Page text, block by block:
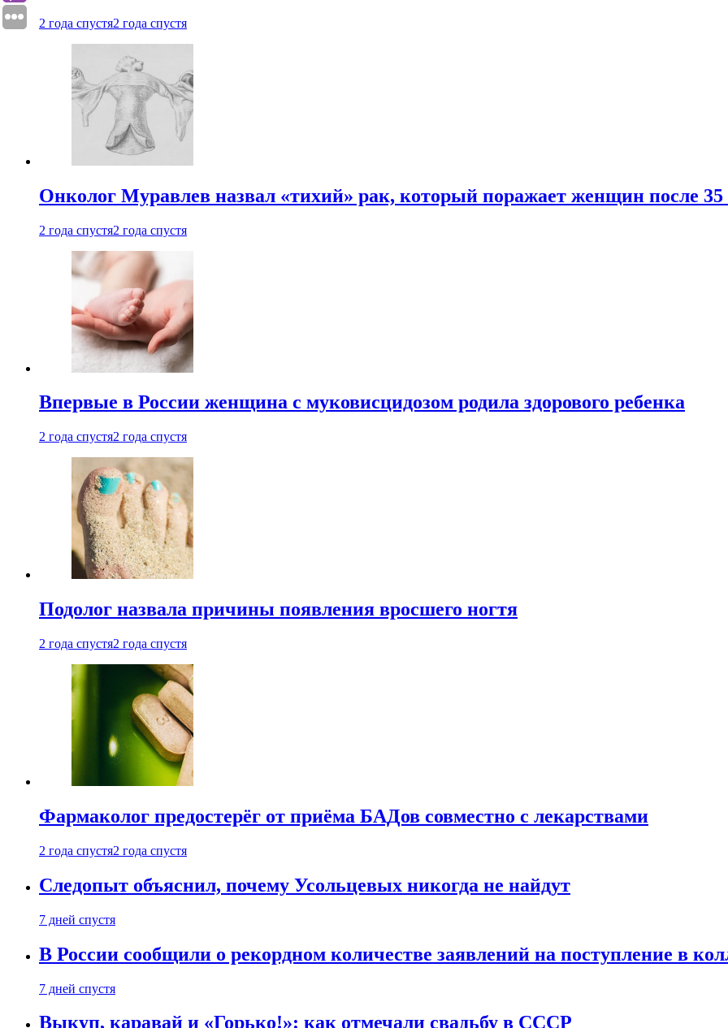
2 года спустя2 года спустя
Онколог Муравлев назвал «тихий» рак, который поражает женщин после 35
2 года спустя2 года спустя
Впервые в России женщина с муковисцидозом родила здорового ребенка
2 года спустя2 года спустя
Подолог назвала причины появления вросшего ногтя
2 года спустя2 года спустя
Фармаколог предостерёг от приёма БАДов совместно с лекарствами
2 года спустя2 года спустя
Следопыт объяснил, почему Усольцевых никогда не найдут
7 дней спустя
В России сообщили о рекордном количестве заявлений на поступление в
7 дней спустя
Выкуп, каравай и «Горько!»: как отмечали свадьбу в СССР